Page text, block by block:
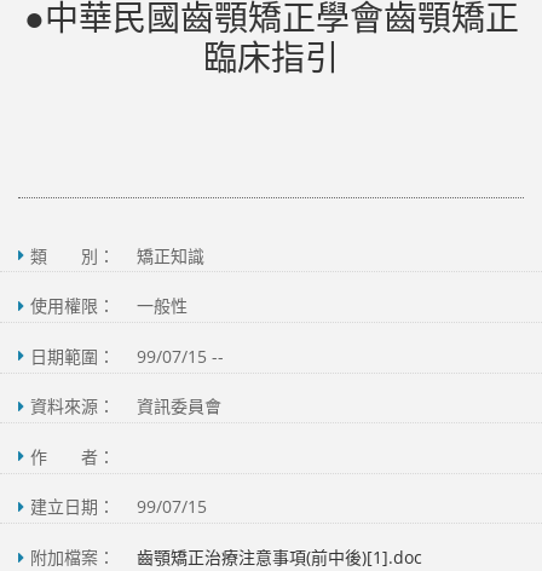
●中華民國齒顎矯正學會齒顎矯正
臨床指引
類 別： 矯正知識
使用權限： 一般性
日期範圍： 99/07/15 --
資料來源： 資訊委員會
作 者：
建立日期： 99/07/15
附加檔案： 齒顎矯正治療注意事項(前中後)[1].doc